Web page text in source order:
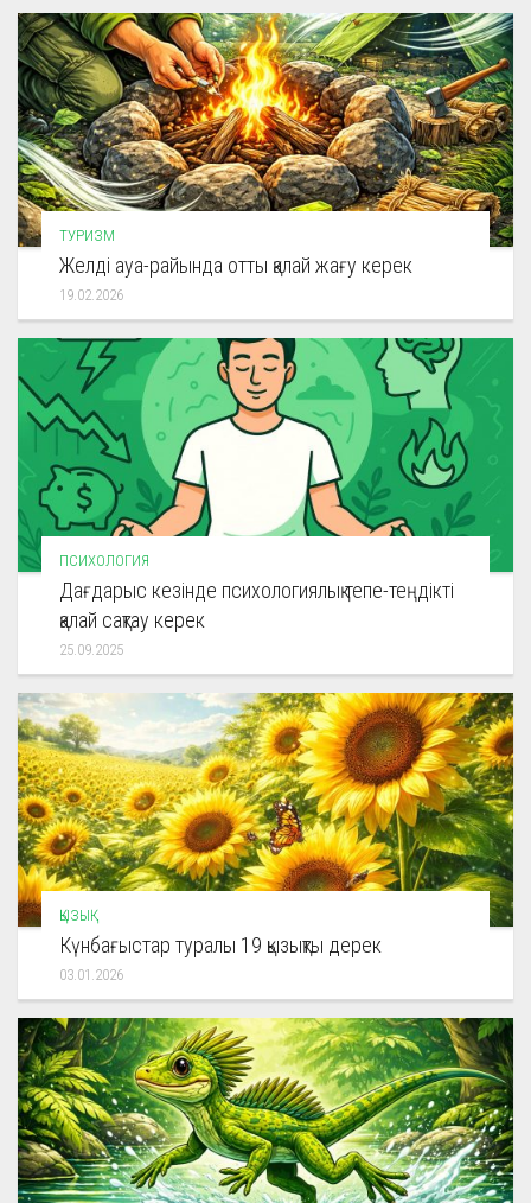
ТУРИЗМ
Желді ауа-райында отты қалай жағу керек
19.02.2026
ПСИХОЛОГИЯ
Дағдарыс кезінде психологиялық тепе-теңдікті
қалай сақтау керек
25.09.2025
ҚЫЗЫҚ
Күнбағыстар туралы 19 қызықты дерек
03.01.2026